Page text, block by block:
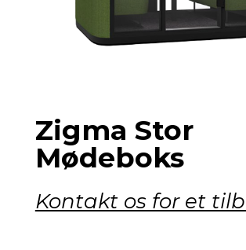
Zigma Stor
Mødeboks
Kontakt os for et